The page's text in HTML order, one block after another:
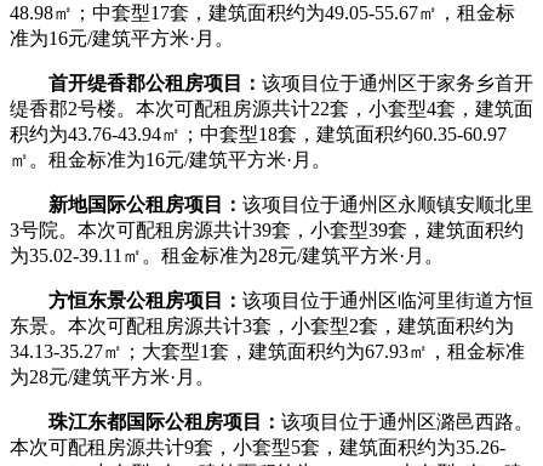
48.98㎡；中套型17套，建筑面积约为49.05-55.67㎡，租金标
准为16元/建筑平方米·月。
首开缇香郡公租房项目： 该项目位于通州区于家务乡首开
缇香郡2号楼。本次可配租房源共计22套，小套型4套，建筑面
积约为43.76-43.94㎡；中套型18套，建筑面积约60.35-60.97
㎡。租金标准为16元/建筑平方米·月。
新地国际公租房项目： 该项目位于通州区永顺镇安顺北里
3号院。本次可配租房源共计39套，小套型39套，建筑面积约
为35.02-39.11㎡。租金标准为28元/建筑平方米·月。
方恒东景公租房项目： 该项目位于通州区临河里街道方恒
东景。本次可配租房源共计3套，小套型2套，建筑面积约为
34.13-35.27㎡；大套型1套，建筑面积约为67.93㎡，租金标准
为28元/建筑平方米·月。
珠江东都国际公租房项目： 该项目位于通州区潞邑西路。
本次可配租房源共计9套，小套型5套，建筑面积约为35.26-